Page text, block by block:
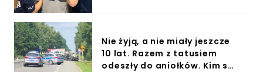
Nie żyją, a nie miały jeszcze
10 lat. Razem z tatusiem
odeszły do aniołków. Kim są